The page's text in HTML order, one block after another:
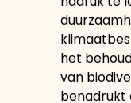
het
van